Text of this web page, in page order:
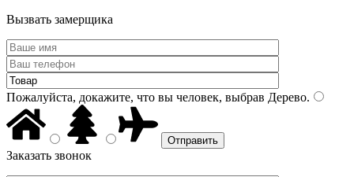
Вызвать замерщика
Пожалуйста, докажите, что вы человек, выбрав Дерево.
Заказать звонок